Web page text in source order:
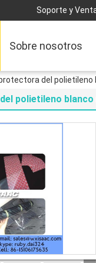
Soporte y
Sobre nosotros
del
polietileno